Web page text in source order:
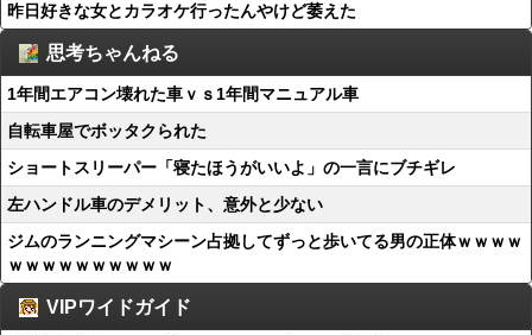
昨日好きな女とカラオケ行ったんやけど萎えた
思考ちゃんねる
1年間エアコン壊れた車ｖｓ1年間マニュアル車
自転車屋でボッタクられた
ショートスリーパー「寝たほうがいいよ」の一言にブチギレ
左ハンドル車のデメリット、意外と少ない
ジムのランニングマシーン占拠してずっと歩いてる男の正体ｗｗｗｗ
ｗｗｗｗｗｗｗｗｗｗ
VIPワイドガイド